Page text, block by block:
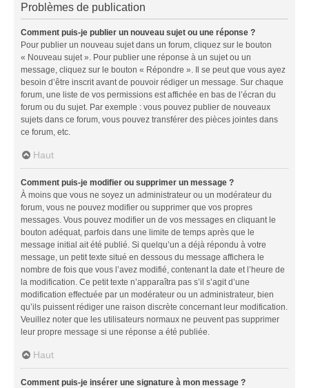
Problèmes de publication
Comment puis-je publier un nouveau sujet ou une réponse ?
Pour publier un nouveau sujet dans un forum, cliquez sur le bouton
« Nouveau sujet ». Pour publier une réponse à un sujet ou un
message, cliquez sur le bouton « Répondre ». Il se peut que vous ayez
besoin d’être inscrit avant de pouvoir rédiger un message. Sur chaque
forum, une liste de vos permissions est affichée en bas de l’écran du
forum ou du sujet. Par exemple : vous pouvez publier de nouveaux
sujets dans ce forum, vous pouvez transférer des pièces jointes dans
ce forum, etc.
Haut
Comment puis-je modifier ou supprimer un message ?
À moins que vous ne soyez un administrateur ou un modérateur du
forum, vous ne pouvez modifier ou supprimer que vos propres
messages. Vous pouvez modifier un de vos messages en cliquant le
bouton adéquat, parfois dans une limite de temps après que le
message initial ait été publié. Si quelqu’un a déjà répondu à votre
message, un petit texte situé en dessous du message affichera le
nombre de fois que vous l’avez modifié, contenant la date et l’heure de
la modification. Ce petit texte n’apparaîtra pas s’il s’agit d’une
modification effectuée par un modérateur ou un administrateur, bien
qu’ils puissent rédiger une raison discrète concernant leur modification.
Veuillez noter que les utilisateurs normaux ne peuvent pas supprimer
leur propre message si une réponse a été publiée.
Haut
Comment puis-je insérer une signature à mon message ?